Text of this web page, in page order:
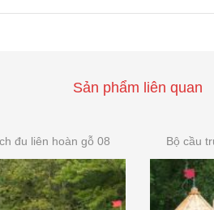
Sản phẩm liên quan
đu liên hoàn gỗ 08 Bộ cầu